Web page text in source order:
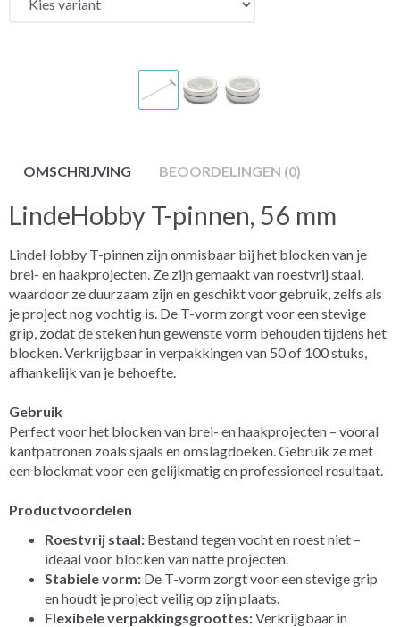
OMSCHRIJVING BEOORDELINGEN (0)
LindeHobby T-pinnen, 56 mm
LindeHobby T-pinnen zijn onmisbaar bij het blocken van je
brei- en haakprojecten. Ze zijn gemaakt van roestvrij staal,
waardoor ze duurzaam zijn en geschikt voor gebruik, zelfs als
je project nog vochtig is. De T-vorm zorgt voor een stevige
grip, zodat de steken hun gewenste vorm behouden tijdens het
blocken. Verkrijgbaar in verpakkingen van 50 of 100 stuks,
afhankelijk van je behoefte.
Gebruik
Perfect voor het blocken van brei- en haakprojecten – vooral
kantpatronen zoals sjaals en omslagdoeken. Gebruik ze met
een blockmat voor een gelijkmatig en professioneel resultaat.
Productvoordelen
Roestvrij staal: Bestand tegen vocht en roest niet –
ideaal voor blocken van natte projecten.
Stabiele vorm: De T-vorm zorgt voor een stevige grip
en houdt je project veilig op zijn plaats.
Flexibele verpakkingsgroottes:Verkrijgbaar in